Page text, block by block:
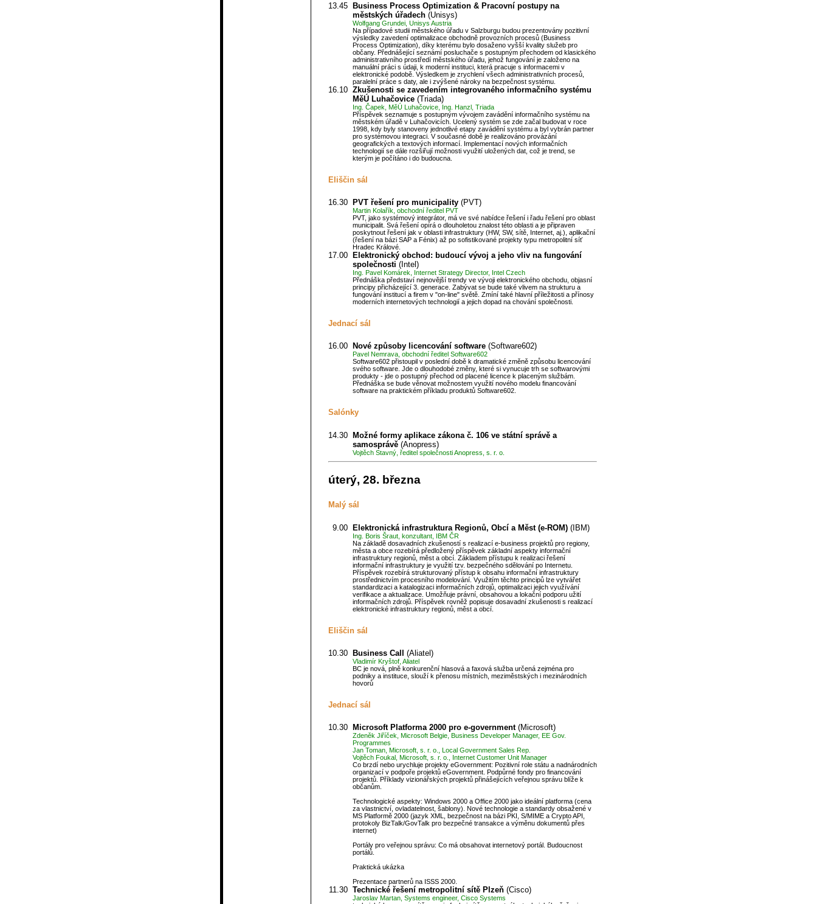
13.45 Business Process Optimization & Pracovní postupy na
městských úřadech (Unisys)
Wolfgang Grundei, Unisys Austria
Na případové studii městského úřadu v Salzburgu budou prezentovány pozitivní
výsledky zavedení optimalizace obchodně provozních procesů (Business
Process Optimization), díky kterému bylo dosaženo vyšší kvality služeb pro
občany. Přednášející seznámí posluchače s postupným přechodem od klasického
administrativního prostředí městského úřadu, jehož fungování je založeno na
manuální práci s údaji, k moderní instituci, která pracuje s informacemi v
elektronické podobě. Výsledkem je zrychlení všech administrativních procesů,
paralelní práce s daty, ale i zvýšené nároky na bezpečnost systému.
16.10 Zkušenosti se zavedením integrovaného informačního systému
MěÚ Luhačovice (Triada)
Ing. Čapek, MěÚ Luhačovice, Ing. Hanzl, Triada
Příspěvek seznamuje s postupným vývojem zavádění informačního systému na
městském úřadě v Luhačovicích. Ucelený systém se zde začal budovat v roce
1998, kdy byly stanoveny jednotlivé etapy zavádění systému a byl vybrán partner
pro systémovou integraci. V současné době je realizováno provázání
geografických a textových informací. Implementací nových informačních
technologií se dále rozšiřují možnosti využití uložených dat, což je trend, se
kterým je počítáno i do budoucna.
Eliščin sál
16.30 PVT řešení pro municipality (PVT)
Martin Kolařík, obchodní ředitel PVT
PVT, jako systémový integrátor, má ve své nabídce řešení i řadu řešení pro oblast
municipalit. Svá řešení opírá o dlouholetou znalost této oblasti a je připraven
poskytnout řešení jak v oblasti infrastruktury (HW, SW, sítě, Internet, aj.), aplikační
(řešení na bázi SAP a Fénix) až po sofistikované projekty typu metropolitní síť
Hradec Králové.
17.00
Elektronický obchod: budoucí vývoj a jeho vliv na fungování
společnosti (Intel)
Ing. Pavel Komárek, Internet Strategy Director, Intel Czech
Přednáška představí nejnovější trendy ve vývoji elektronického obchodu, objasní
principy přicházející 3. generace. Zabývat se bude také vlivem na strukturu a
fungování institucí a firem v "on-line" světě. Zmíní také hlavní příležitosti a přínosy
moderních internetových technologií a jejich dopad na chování společnosti.
Jednací sál
16.00 Nové způsoby licencování software (Software602)
Pavel Nemrava, obchodní ředitel Software602
Software602 přistoupil v poslední době k dramatické změně způsobu licencování
svého software. Jde o dlouhodobé změny, které si vynucuje trh se softwarovými
produkty - jde o postupný přechod od placené licence k placeným službám.
Přednáška se bude věnovat možnostem využití nového modelu financování
software na praktickém příkladu produktů Software602.
Salónky
14.30 Možné formy aplikace zákona č. 106 ve státní správě a
samosprávě (Anopress)
Vojtěch Stavný, ředitel společnosti Anopress, s. r. o.
úterý, 28. března
Malý sál
9.00 Elektronická infrastruktura Regionů, Obcí a Měst (e-ROM) (IBM)
Ing. Boris Šraut, konzultant, IBM ČR
Na základě dosavadních zkušeností s realizací e-business projektů pro regiony,
města a obce rozebírá předložený příspěvek základní aspekty informační
infrastruktury regionů, měst a obcí. Základem přístupu k realizaci řešení
informační infrastruktury je využití tzv. bezpečného sdělování po Internetu.
Příspěvek rozebírá strukturovaný přístup k obsahu informační infrastruktury
prostřednictvím procesního modelování. Využitím těchto principů lze vytvářet
standardizaci a katalogizaci informačních zdrojů, optimalizaci jejich využívání
verifikace a aktualizace. Umožňuje právní, obsahovou a lokační podporu užití
informačních zdrojů. Příspěvek rovněž popisuje dosavadní zkušenosti s realizací
elektronické infrastruktury regionů, měst a obcí.
Eliščin sál
10.30 Business Call (Aliatel)
Vladimír Kryštof, Aliatel
BC je nová, plně konkurenční hlasová a faxová služba určená zejména pro
podniky a instituce, slouží k přenosu místních, meziměstských i mezinárodních
hovorů
Jednací sál
10.30 Microsoft Platforma 2000 pro e-government(Microsoft)
Zdeněk Jiříček, Microsoft Belgie, Business Developer Manager, EE Gov.
Programmes
Jan Toman, Microsoft, s. r. o., Local Government Sales Rep.
Vojtěch Foukal, Microsoft, s. r. o., Internet Customer Unit Manager
Co brzdí nebo urychluje projekty eGovernment: Pozitivní role státu a nadnárodních
organizací v podpoře projektů eGovernment. Podpůrné fondy pro financování
projektů. Příklady vizionářských projektů přinášejících veřejnou správu blíže k
občanům.
Technologické aspekty: Windows 2000 a Office 2000 jako ideální platforma (cena
za vlastnictví, ovladatelnost, šablony). Nové technologie a standardy obsažené v
MS Platformě 2000 (jazyk XML, bezpečnost na bázi PKI, S/MIME a Crypto API,
protokoly BizTalk/GovTalk pro bezpečné transakce a výměnu dokumentů přes
internet)
Portály pro veřejnou správu: Co má obsahovat internetový portál. Budoucnost
portálů.
Praktická ukázka
Prezentace partnerů na ISSS 2000.
11.30 Technické řešení metropolitní sítě Plzeň (Cisco)
Jaroslav Martan, Systems engineer, Cisco Systems